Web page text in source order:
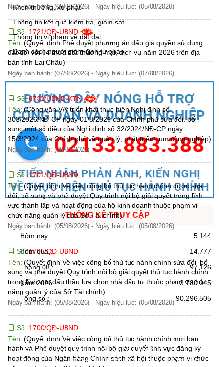
Ngày ban hành: (05/08/2026) - Ngày hiệu lực: (05/08/2026)
Số: 1721/QĐ-UBND
Tên: (Quyết định Phê duyệt phương án đấu giá quyền sử dụng
đất đối với 04 thửa đất thương mại, dịch vụ năm 2026 trên địa
bàn tỉnh Lai Châu)
Ngày ban hành: (07/08/2026) - Ngày hiệu lực: (07/08/2026)
Số:6731/UBND-KTN
Tên:(Công văn V/v triển khai thực hiện Nghị định số
303/2026/NĐ-CP ngày 01/8/2026 của Chính phủ sửa đổi, bổ
sung một số điều của Nghị định số 32/2024/NĐ-CP ngày
15/3/2024 của Chính phủ về quản lý, phát triển cụm công nghiệp)
Ngày ban hành: (06/08/2026)
Số: 1701/QĐ-UBND
Tên:(Quyết định Về việc công bố thủ tục hành chính được sửa
đổi, bổ sung và phê duyệt Quy trình nội bộ giải quyết trong lĩnh
vực thành lập và hoạt động của hộ kinh doanh thuộc phạm vi
chức năng quản lý của Sở Tài chính)
Ngày ban hành: (05/08/2026) - Ngày hiệu lực: (05/08/2026)
Số:1705/QĐ-UBND
Tên: (Quyết định Về việc công bố thủ tục hành chính sửa đổi, bổ
sung và phê duyệt Quy trình nội bộ giải quyết thủ tục hành chính
trong lĩnh vực đấu thầu lựa chọn nhà đầu tư thuộc phạm vi chức
năng quản lý của Sở Tài chính)
Ngày ban hành: (05/08/2026) - Ngày hiệu lực: (05/08/2026)
Số: 1700/QĐ-UBND
Tên: (Quyết định Về việc công bố thủ tục hành chính mới ban
hành và Phê duyệt quy trình nội bộ giải quyết lĩnh vực đăng ký
hoạt động của Ngân hàng Chính sách xã hội thuộc phạm vi chức
Khen thưởng, xử phạt
Thông tin kết quả kiểm tra, giám sát
Thông tin vi phạm về đất đai
Danh sách người giám định tư pháp
THỐNG KÊ TRUY CẬP
Hôm nay :
5.144
Hôm qua :
14.777
Tháng 08 :
97.126
Năm 2026 :
3.780.045
Tổng số :
90.296.505
CỔNG THÔNG TIN ĐIỆN TỬ TỈNH LAI CHÂU
Cơ quan chủ
quản:
Ủy ban nhân dân tỉnh Lai Châu
31/GP-TTĐT do Sở Văn hóa, Thể thao và